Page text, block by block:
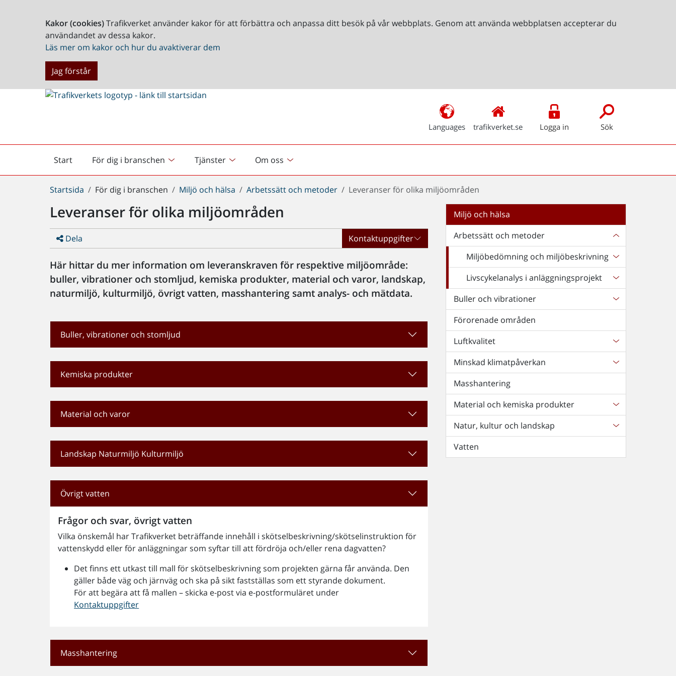
Kakor (cookies)Trafikverket använder kakor för att förbättra och anpassa ditt besök på vår webbplats. Genom att använda webbplatsen accepterar du
användandet av dessa kakor.
Läs mer om kakor och hur du avaktiverar dem
Jag förstår
Languages trafikverket.se Logga in Sök
Start
Startsida För dig i branschen Tjänster Om oss
Du
här:
Startsida För dig i branschen Miljö och hälsa Arbetssätt och metoder Leveranser för olika miljöområden
Leveranser för olika miljöområden
Dela Kontaktuppgifter
Här hittar du mer information om leveranskraven för respektive miljöområde:
buller, vibrationer och stomljud, kemiska produkter, material och varor, landskap,
naturmiljö, kulturmiljö, övrigt vatten, masshantering samt analys- och mätdata.
Buller, vibrationer och stomljud
Kemiska produkter
Material och varor
Landskap Naturmiljö Kulturmiljö
Övrigt vatten
Frågor och svar, övrigt vatten
Vilka önskemål har Trafikverket beträffande innehåll i skötselbeskrivning/skötselinstruktion för
vattenskydd eller för anläggningar som syftar till att fördröja och/eller rena dagvatten?
Det finns ett utkast till mall för skötselbeskrivning som projekten gärna får använda. Den
gäller både väg och järnväg och ska på sikt fastställas som ett styrande dokument.
För att begära att få mallen – skicka e-post via e-postformuläret under
Kontaktuppgifter
Masshantering
Miljö och hälsa
Arbetssätt och metoder
Miljöbedömning och miljöbeskrivning
Livscykelanalys i anläggningsprojekt
Buller och vibrationer
Förorenade områden
Luftkvalitet
Minskad klimatpåverkan
Masshantering
Material och kemiska produkter
Natur, kultur och landskap
Vatten